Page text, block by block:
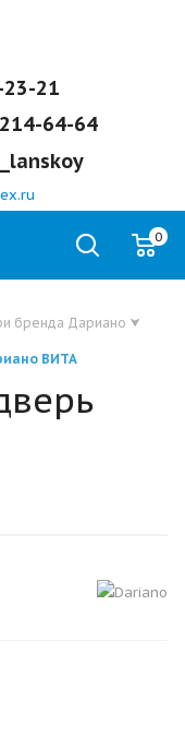
23-21
64-64
0
бренда Дариано ⮟
ВИТА